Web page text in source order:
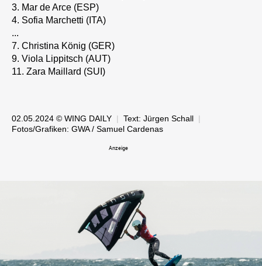
3. Mar de Arce (ESP)
4. Sofia Marchetti (ITA)
...
7. Christina König (GER)
9. Viola Lippitsch (AUT)
11. Zara Maillard (SUI)
02.05.2024 © WING DAILY | Text: Jürgen Schall |
Fotos/Grafiken: GWA / Samuel Cardenas